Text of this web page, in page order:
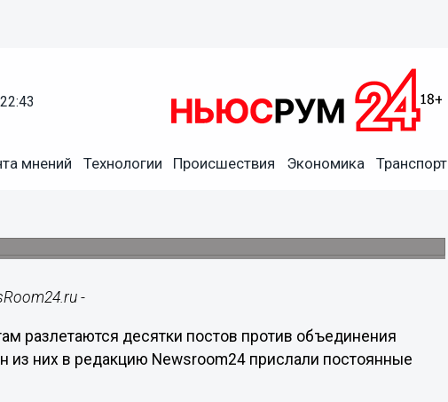
мнений Технологии Происшествия Экономика Транспорт
предстоящим объединением с
-
разлетаются десятки постов против объединения
из них в редакцию Newsroom24 прислали постоянные